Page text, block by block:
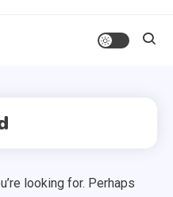
looking for. Perhaps